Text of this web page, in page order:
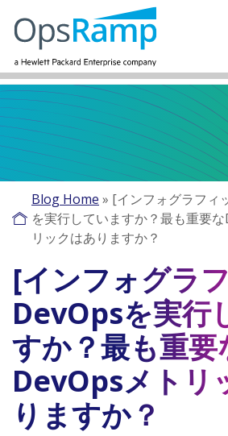
Blog Home » [インフォグラフィ
を実行していますか？最も重要
リックはありますか？
[インフォグラ
DevOpsを実行
すか？最も重要
DevOpsメトリ
りますか？